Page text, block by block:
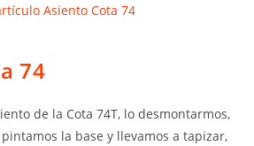
74
de la Cota 74T, lo desmontarmos,
la base y llevamos a tapizar,